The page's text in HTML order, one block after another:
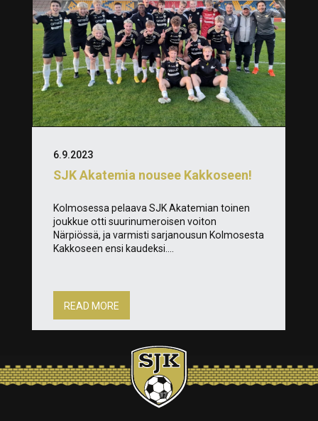
SJK Akatemia nousee Kakkoseen!
6.9.2023
Kolmosessa pelaava SJK Akatemian toinen
joukkue otti suurinumeroisen voiton
Närpiössä, ja varmisti sarjanousun Kolmosesta
Kakkoseen ensi kaudeksi....
READ MORE